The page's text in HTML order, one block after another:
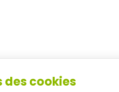
des cookies